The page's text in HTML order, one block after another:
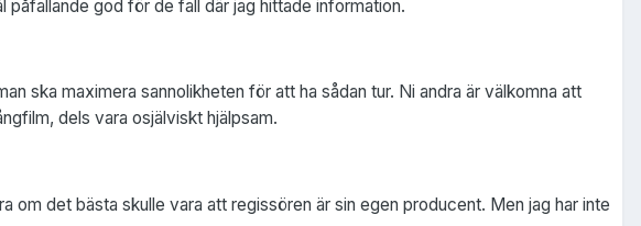
god för de fall där jag hittade information.
ska maximera sannolikheten för att ha sådan tur. Ni andra är välkomna att
dels vara osjälviskt hjälpsam.
det bästa skulle vara att regissören är sin egen producent. Men jag har inte